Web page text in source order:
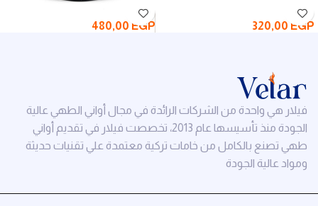
320,00 EGP
480,00 EGP
فيلار هي واحدة من الشركات الرائدة في مجال أواني الطهي عالية
الجودة منذ تأسيسها عام 2013، تخصصت فيلار في تقديم أواني
طهي تصنع بالكامل من خامات تركية معتمدة علي تقنيات حديثة
ومواد عالية الجودة